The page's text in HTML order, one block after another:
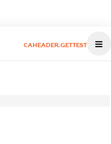
CAHEADER.GETTEST